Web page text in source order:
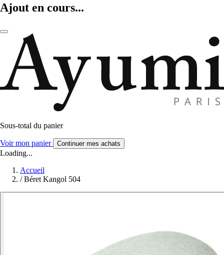
Ajout en cours...
Sous-total du panier
Voir mon panier Continuer mes achats
Loading...
Accueil
/ Béret Kangol 504